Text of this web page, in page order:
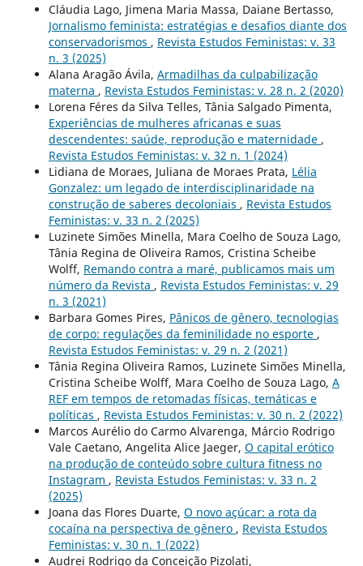
Cláudia Lago, Jimena Maria Massa, Daiane Bertasso,
Jornalismo feminista: estratégias e desafios diante dos
conservadorismos , Revista Estudos Feministas: v. 33
n. 3 (2025)
Alana Aragão Ávila, Armadilhas da culpabilização
materna , Revista Estudos Feministas: v. 28 n. 2 (2020)
Lorena Féres da Silva Telles, Tânia Salgado Pimenta,
Experiências de mulheres africanas e suas
descendentes: saúde, reprodução e maternidade ,
Revista Estudos Feministas: v. 32 n. 1 (2024)
Lidiana de Moraes, Juliana de Moraes Prata, Lélia
Gonzalez: um legado de interdisciplinaridade na
construção de saberes decoloniais , Revista Estudos
Feministas: v. 33 n. 2 (2025)
Luzinete Simões Minella, Mara Coelho de Souza Lago,
Tânia Regina de Oliveira Ramos, Cristina Scheibe
Wolff, Remando contra a maré, publicamos mais um
número da Revista , Revista Estudos Feministas: v. 29
n. 3 (2021)
Barbara Gomes Pires, Pânicos de gênero, tecnologias
de corpo: regulações da feminilidade no esporte ,
Revista Estudos Feministas: v. 29 n. 2 (2021)
Tânia Regina Oliveira Ramos, Luzinete Simões Minella,
Cristina Scheibe Wolff, Mara Coelho de Souza Lago, A
REF em tempos de retomadas físicas, temáticas e
políticas , Revista Estudos Feministas: v. 30 n. 2 (2022)
Marcos Aurélio do Carmo Alvarenga, Márcio Rodrigo
Vale Caetano, Angelita Alice Jaeger, O capital erótico
na produção de conteúdo sobre cultura fitness no
Instagram , Revista Estudos Feministas: v. 33 n. 2
(2025)
Joana das Flores Duarte, O novo açúcar: a rota da
cocaína na perspectiva de gênero , Revista Estudos
Feministas: v. 30 n. 1 (2022)
Audrei Rodrigo da Conceição Pizolati,